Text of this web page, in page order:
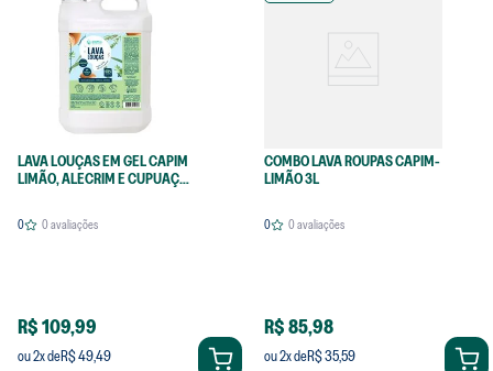
LAVA LOUÇAS EM GEL CAPIM
LIMÃO, ALECRIM E CUPUAÇU
0 0avaliações
R$ 109,99
ou2x deR$ 49,49
COMBO LAVA ROUPAS CAPIM-
LIMÃO 3L
0 0avaliações
R$ 85,98
ou2x deR$ 35,59